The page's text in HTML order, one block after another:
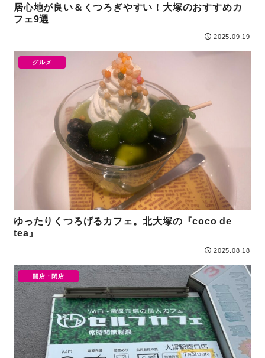
居心地が良い＆くつろぎやすい！大塚のおすすめカ
フェ9選
2025.09.19
グルメ
ゆったりくつろげるカフェ。北大塚の『coco de
tea』
2025.08.18
開店・閉店